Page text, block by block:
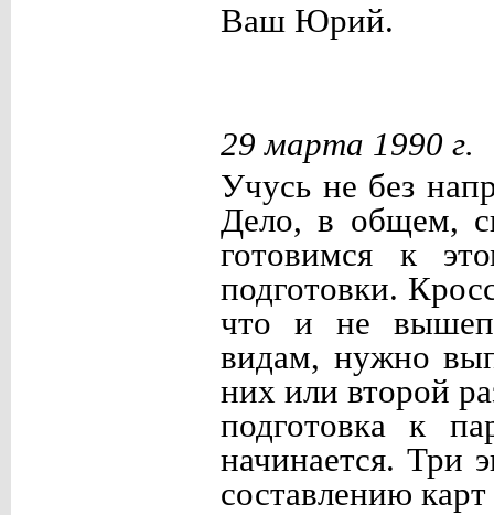
Ваш Юрий.
29 марта 1990 г.
Учусь не без
Дело, в общем,
готовимся к
подготовки.
что и не
видам, нужно
них или второй
подготовка к
начинается. Три
составлению